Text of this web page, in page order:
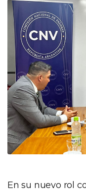
En su nuevo rol